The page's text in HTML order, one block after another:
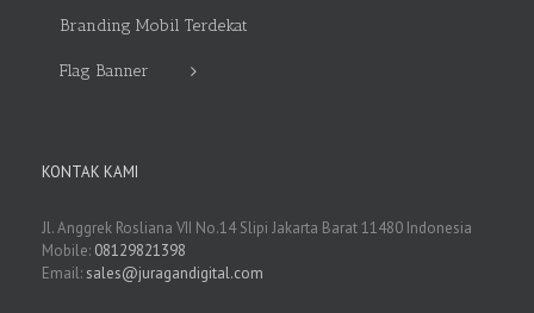
Branding Mobil Terdekat
Flag Banner
KONTAK KAMI
Jl. Anggrek Rosliana VII No.14 Slipi Jakarta Barat 11480 Indonesia
Mobile: 08129821398
Email: sales@juragandigital.com